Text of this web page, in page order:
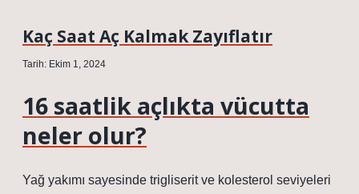
Kaç Saat Aç Kalmak Zayıflatır
Tarih: Ekim 1, 2024
16 saatlik açlıkta vücutta
neler olur?
Yağ yakımı sayesinde trigliserit ve kolesterol seviyeleri